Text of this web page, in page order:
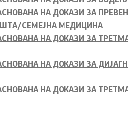
дозвола за работа
НА ДОКАЗИ ЗА
СЕМЕЈНА МЕДИЦИНА
НА ДОКАЗИ ЗА
НА ДОКАЗИ ЗА
НА ДОКАЗИ ЗА